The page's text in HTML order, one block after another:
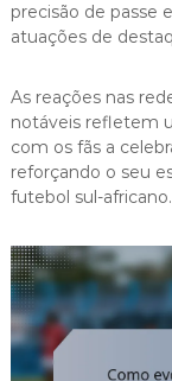
precisão de passe
atuações de
As reações nas
notáveis refletem
com os fãs a
reforçando o seu
futebol sul-africano.